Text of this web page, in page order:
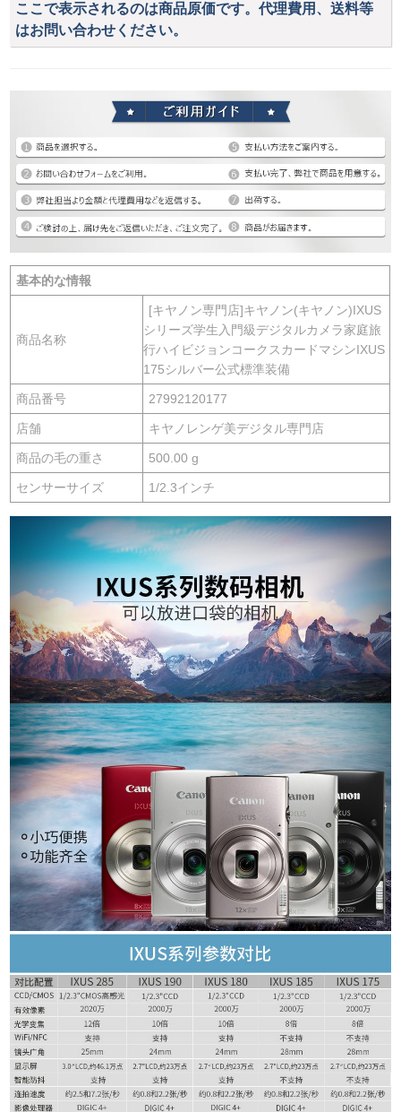
ここで表示されるのは商品原価です。代理費用、送料等
はお問い合わせください。
基本的な情報
商品名称
[キヤノン専門店]キヤノン(キヤノン)IXUS
シリーズ学生入門級デジタルカメラ家庭旅
行ハイビジョンコークスカードマシンIXUS
175シルバー公式標準装備
商品番号 27992120177
店舗 キヤノレンゲ美デジタル専門店
商品の毛の重さ 500.00 g
センサーサイズ 1/2.3インチ